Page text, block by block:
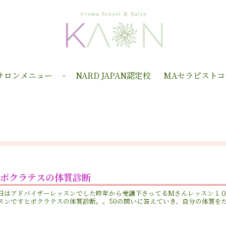
ロンメニュー NARD JAPAN認定校 MAセラピスト
クラテスの体質診断
はアドバイザーレッスンでした昨年から受講下さってるMさんレッスン
ンですヒポクラテスの体質診断。。50の問いに答えていき、自分の体質を